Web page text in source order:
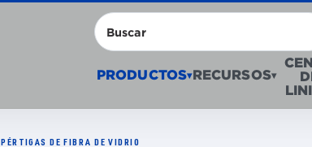
Buscar
PRODUCTOS▾RECURSOS▾
PÉRTIGAS DE FIBRA DE VIDRIO